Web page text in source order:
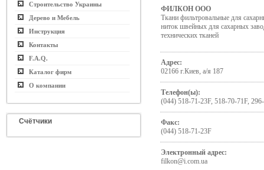
Строительство Украины
Дерево и Мебель
Инструкция
Контакты
F.A.Q.
Каталог фирм
О компании
Счётчики
ФИЛКОН ООО
Ткани фильтровальные для
ниток швейных для сахарных
технических тканей
Адрес:
02166 г.Киев, а/я 187
Телефон(ы):
(044) 518-71-23F, 518-70-71F,
Факс:
(044) 518-71-23F
Электронный адрес:
filkon@i.com.ua